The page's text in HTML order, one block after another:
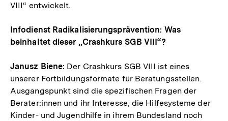
VIII“ entwickelt.
Infodienst Radikalisierungsprävention: Was
beinhaltet dieser „Crashkurs SGB VIII“?
Janusz Biene: Der Crashkurs SGB VIII ist eines
unserer Fortbildungsformate für Beratungsstellen.
Ausgangspunkt sind die spezifischen Fragen der
Berater:innen und ihr Interesse, die Hilfesysteme der
Kinder- und Jugendhilfe in ihrem Bundesland noch